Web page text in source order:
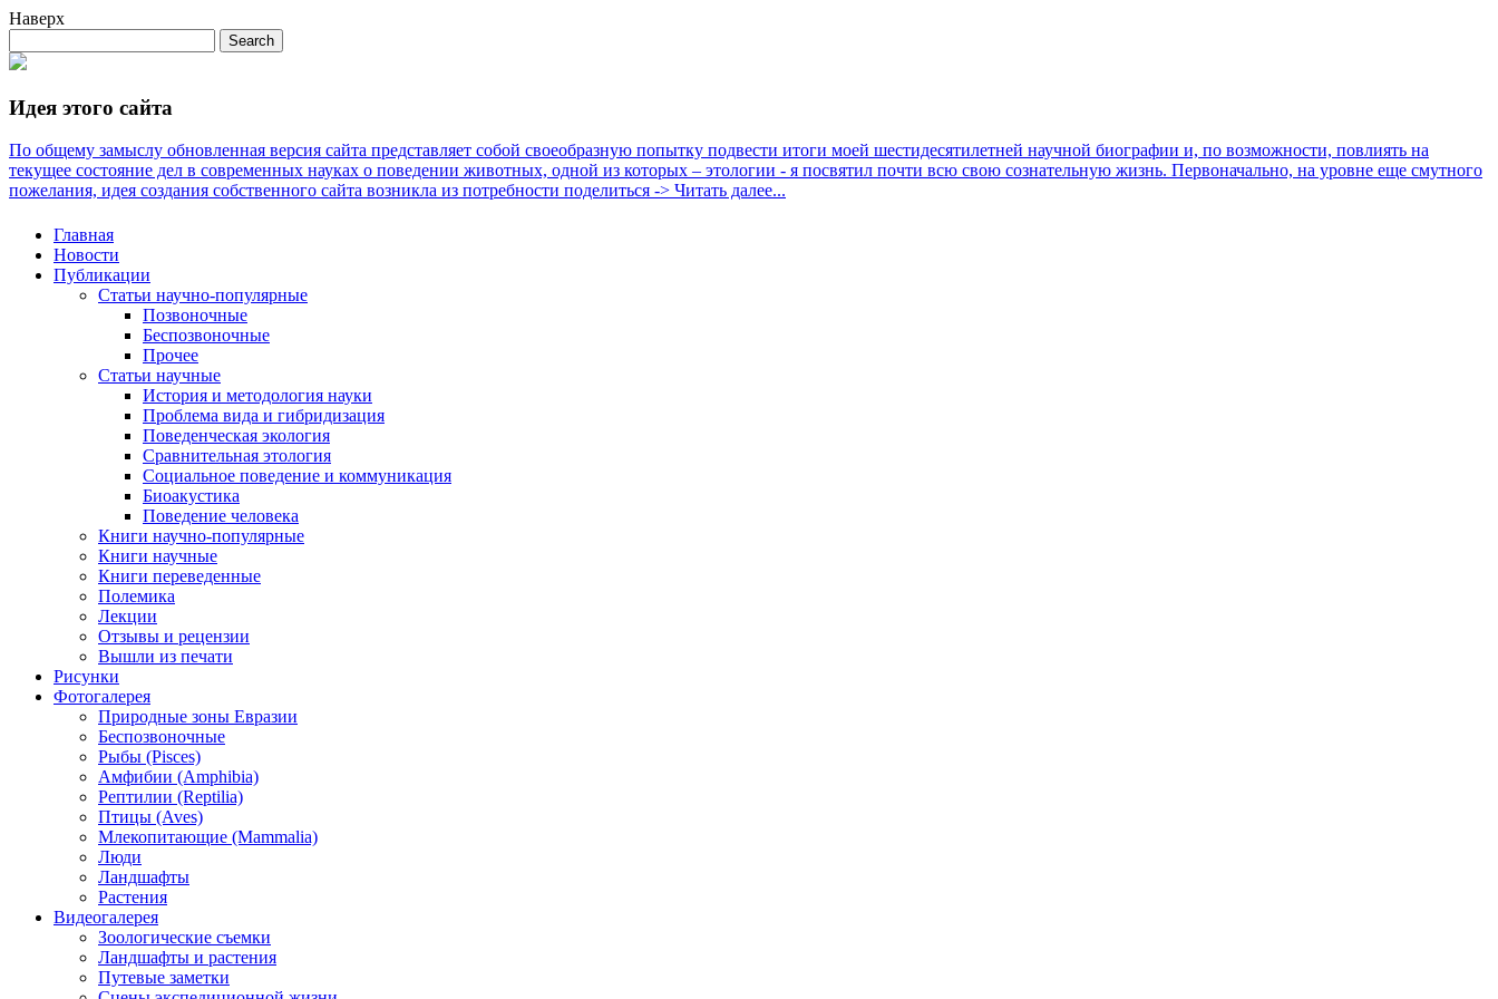
Наверх
Идея этого сайта
По общему замыслу обновленная версия сайта представляет собой своеобразную попытку подвести итоги моей шестидесятилетней научной биографии и, по возможности, повлиять на
текущее состояние дел в современных науках о поведении животных, одной из которых – этологии - я посвятил почти всю свою сознательную жизнь. Первоначально, на уровне еще смутного
пожелания, идея создания собственного сайта возникла из потребности поделиться -> Читать далее...
Главная
Новости
Публикации
Статьи научно-популярные
Позвоночные
Беспозвоночные
Прочее
Статьи научные
История и методология науки
Проблема вида и гибридизация
Поведенческая экология
Сравнительная этология
Социальное поведение и коммуникация
Биоакустика
Поведение человека
Книги научно-популярные
Книги научные
Книги переведенные
Полемика
Лекции
Отзывы и рецензии
Вышли из печати
Рисунки
Фотогалерея
Природные зоны Евразии
Беспозвоночные
Рыбы (Pisces)
Амфибии (Amphibia)
Рептилии (Reptilia)
Птицы (Aves)
Млекопитающие (Mammalia)
Люди
Ландшафты
Растения
Видеогалерея
Зоологические съемки
Ландшафты и растения
Путевые заметки